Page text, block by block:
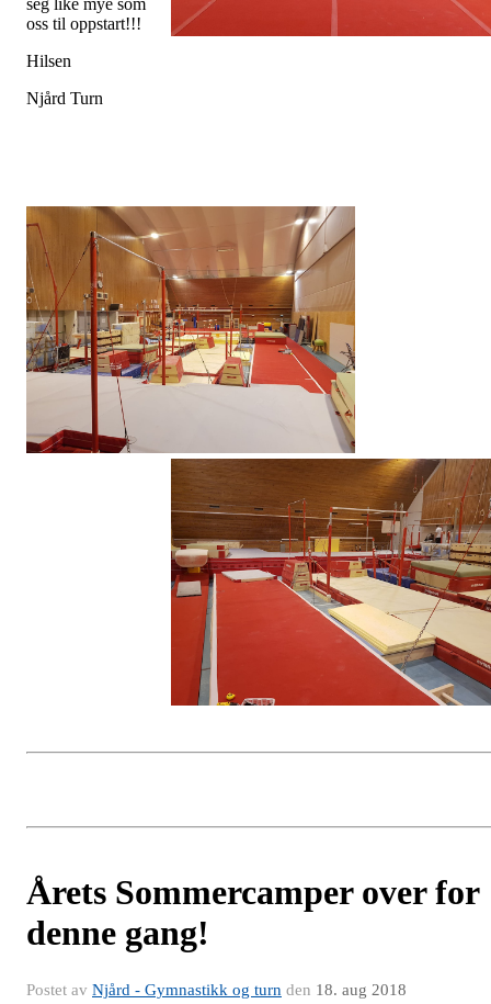
seg like mye som
oss til oppstart!!!
Hilsen
Njård Turn
Årets Sommercamper over for
denne gang!
Postet av Njård - Gymnastikk og turn den 18. aug 2018